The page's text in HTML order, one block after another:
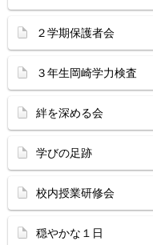
２学期保護者会
３年生岡崎学力検査
絆を深める会
学びの足跡
校内授業研修会
穏やかな１日